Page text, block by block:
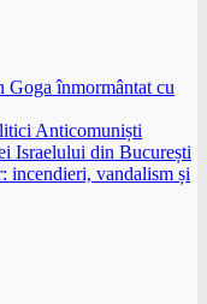
Goga înmormântat cu
Anticomuniști
Israelului din București
incendieri, vandalism și